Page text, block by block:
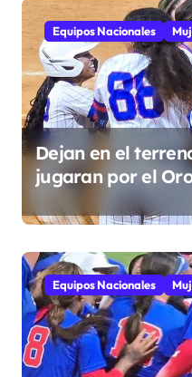
Equipos Nacionales
Dejan en el
jugaran por el
Equipos Nacionales